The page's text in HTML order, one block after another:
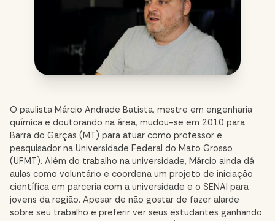
O paulista Márcio Andrade Batista, mestre em engenharia
química e doutorando na área, mudou-se em 2010 para
Barra do Garças (MT) para atuar como professor e
pesquisador na Universidade Federal do Mato Grosso
(UFMT). Além do trabalho na universidade, Márcio ainda dá
aulas como voluntário e coordena um projeto de iniciação
científica em parceria com a universidade e o SENAI para
jovens da região. Apesar de não gostar de fazer alarde
sobre seu trabalho e preferir ver seus estudantes ganhando